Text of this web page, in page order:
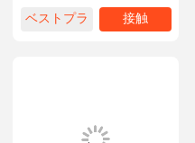
私達に連絡し
ニュース
ベストプラ
接触